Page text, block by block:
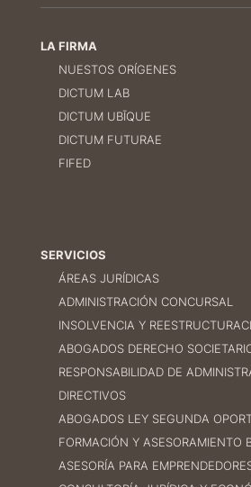
LA FIRMA
NUESTOS ORÍGENES
DICTUM LAB
DICTUM UBĪQUE
DICTUM FUTURAE
FIFED
SERVICIOS
ÁREAS JURÍDICAS
ADMINISTRACIÓN CONCURSAL
INSOLVENCIA Y
ABOGADOS DERECHO
RESPONSABILIDAD DE
DIRECTIVOS
ABOGADOS LEY SEGUNDA
FORMACIÓN Y ASESORAMIENTO
ASESORÍA PARA